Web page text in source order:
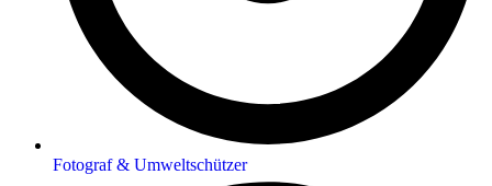
Fotograf & Umweltschützer